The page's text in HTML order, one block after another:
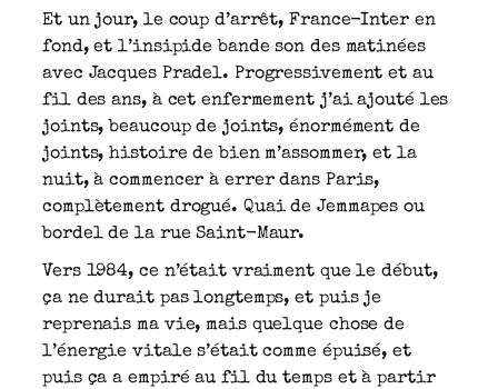
Et un jour, le coup d’arrêt, France-Inter en
fond, et l’insipide bande son des matinées
avec Jacques Pradel. Progressivement et au
fil des ans, à cet enfermement j’ai ajouté les
joints, beaucoup de joints, énormément de
joints, histoire de bien m’assommer, et la
nuit, à commencer à errer dans Paris,
complètement drogué. Quai de Jemmapes ou
bordel de la rue Saint-Maur.
Vers 1984, ce n’était vraiment que le début,
ça ne durait pas longtemps, et puis je
reprenais ma vie, mais quelque chose de
l’énergie vitale s’était comme épuisé, et
puis ça a empiré au fil du temps et à partir